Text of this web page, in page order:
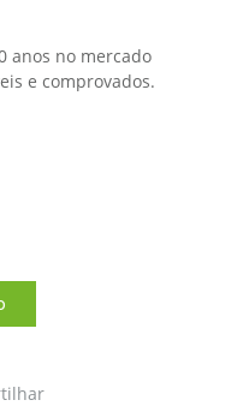
anos no mercado
e comprovados.